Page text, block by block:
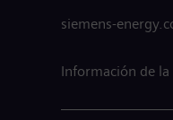
siemens-
Información de la